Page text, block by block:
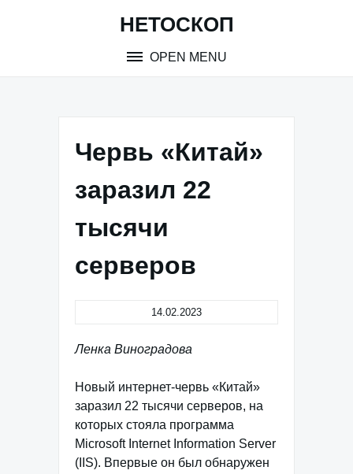
НЕТОСКОП
OPEN MENU
Червь «Китай»
заразил 22
тысячи
серверов
14.02.2023
Ленка Виноградова
Новый интернет-червь «Китай»
заразил 22 тысячи серверов, на
которых стояла программа
Microsoft Internet Information Server
(IIS). Впервые он был обнаружен